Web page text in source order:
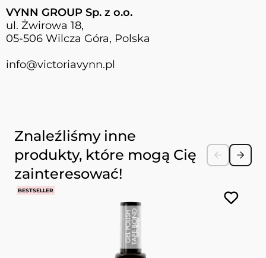
VYNN GROUP Sp. z o.o.
ul. Żwirowa 18,
05-506 Wilcza Góra, Polska
info@victoriavynn.pl
Naciśnij, aby pominąć karuzelę
Znaleźliśmy inne
produkty, które mogą Cię
zainteresować!
BESTSELLER